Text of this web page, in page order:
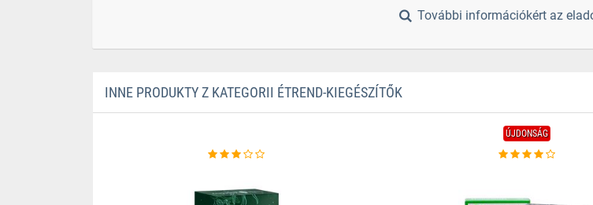
További információkért az
INNE PRODUKTY Z KATEGORII ÉTREND-KIEGÉSZÍTŐK
ÚJDONSÁG